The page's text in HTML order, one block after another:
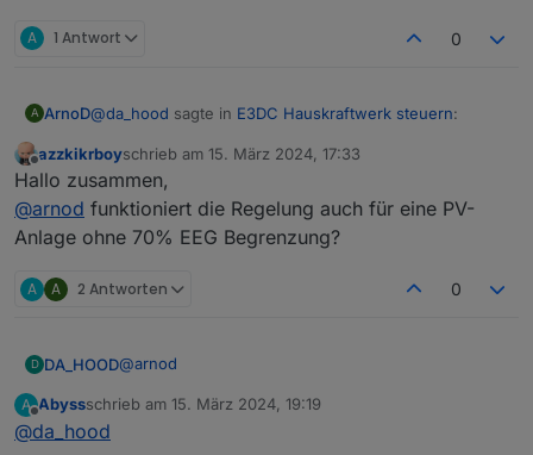
A 1 Antwort 0
A ArnoD@da_hood sagte in E3DC Hauskraftwerk steuern:
Eigentlich sollte bis 70% Akkuladung E3DC selbst
übernehmen....
Das kommt auf deine Einstellungen, an die ich nicht
kenne. ;-)
Offline
azzkikrboyschrieb am 15. März 2024, 17:33
zuletzt editiert von
Hallo zusammen,
@arnod funktioniert die Regelung auch für eine PV-
Anlage ohne 70% EEG Begrenzung?
A A 2 Antworten 0
D DA_HOOD@arnod
Ja habe ich auf 70% eingestellt bei allen
A
Offline
Abyssschrieb am 15. März 2024, 19:19
zuletzt editiert von
@da_hood